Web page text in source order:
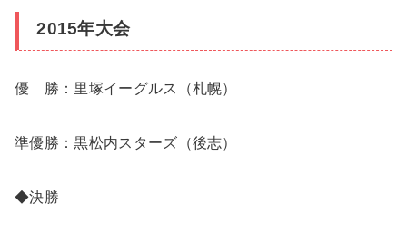
2015年大会
優 勝：里塚イーグルス（札幌）
準優勝：黒松内スターズ（後志）
◆決勝